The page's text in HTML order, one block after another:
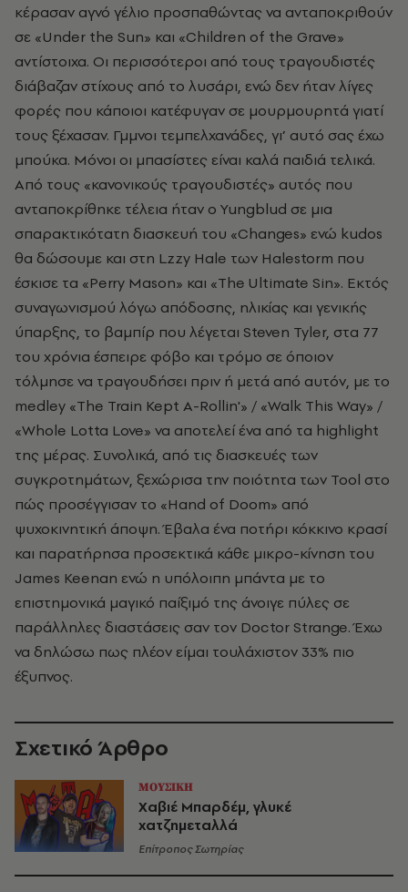
κέρασαν αγνό γέλιο προσπαθώντας να ανταποκριθούν
σε «Under the Sun» και «Children of the Grave»
αντίστοιχα. Οι περισσότεροι από τους τραγουδιστές
διάβαζαν στίχους από το λυσάρι, ενώ δεν ήταν λίγες
φορές που κάποιοι κατέφυγαν σε μουρμουρητά γιατί
τους ξέχασαν. Γμμνοι τεμπελχανάδες, γι’ αυτό σας έχω
μπούκα. Μόνοι οι μπασίστες είναι καλά παιδιά τελικά.
Από τους «κανονικούς τραγουδιστές» αυτός που
ανταποκρίθηκε τέλεια ήταν o Yungblud σε μια
σπαρακτικότατη διασκευή του «Changes» ενώ kudos
θα δώσουμε και στη Lzzy Hale των Halestorm που
έσκισε τα «Perry Mason» και «The Ultimate Sin». Εκτός
συναγωνισμού λόγω απόδοσης, ηλικίας και γενικής
ύπαρξης, το βαμπίρ που λέγεται Steven Tyler, στα 77
του χρόνια έσπειρε φόβο και τρόμο σε όποιον
τόλμησε να τραγουδήσει πριν ή μετά από αυτόν, με το
medley «The Train Kept A-Rollin'» / «Walk This Way» /
«Whole Lotta Love» να αποτελεί ένα από τα highlight
της μέρας. Συνολικά, από τις διασκευές των
συγκροτημάτων, ξεχώρισα την ποιότητα των Tool στο
πώς προσέγγισαν το «Hand of Doom» από
ψυχοκινητική άποψη. Έβαλα ένα ποτήρι κόκκινο κρασί
και παρατήρησα προσεκτικά κάθε μικρο-κίνηση του
James Keenan ενώ η υπόλοιπη μπάντα με το
επιστημονικά μαγικό παίξιμό της άνοιγε πύλες σε
παράλληλες διαστάσεις σαν τον Doctor Strange. Έχω
να δηλώσω πως πλέον είμαι τουλάχιστον 33% πιο
έξυπνος.
Σχετικό Άρθρο
ΜΟΥΣΙΚΗ
Χαβιέ Μπαρδέμ, γλυκέ
χατζημεταλλά
Επίτροπος Σωτηρίας